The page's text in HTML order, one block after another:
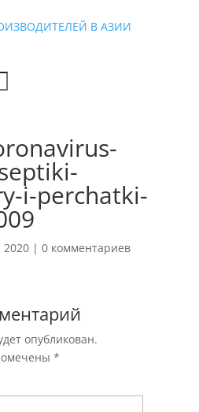
В АЗИИ
i-perchatki-
| 0 комментариев
опубликован.
*